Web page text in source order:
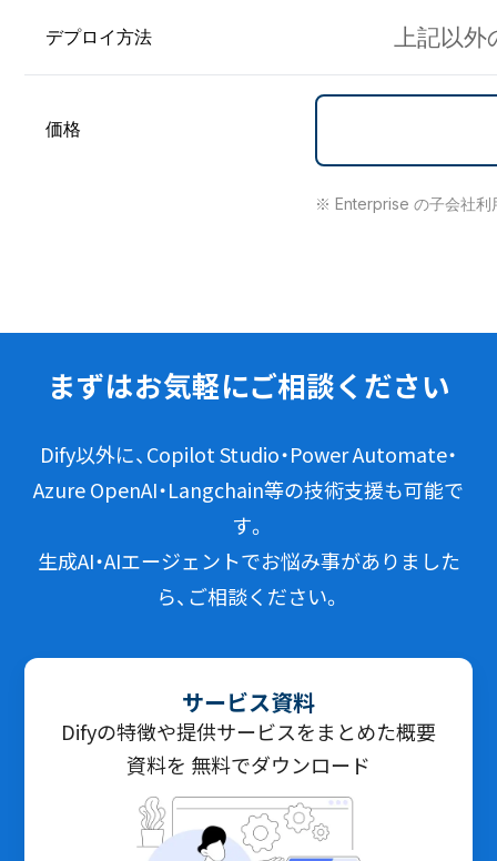
デプロイ方法 上記以外
価格
※ Enterprise の子会社利
まずはお気軽にご相談ください
Dify以外に、Copilot Studio・Power Automate・
Azure OpenAI・Langchain等の技術支援も可能で
す。
生成AI・AIエージェントでお悩み事がありました
ら、ご相談ください。
サービス資料
Difyの特徴や提供サービスをまとめた概要
資料を 無料でダウンロード